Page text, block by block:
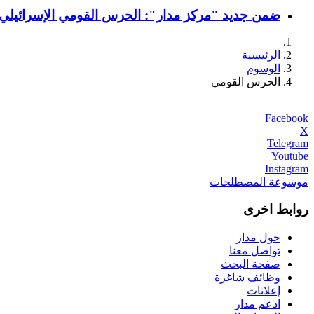
ضمن جديد "مركز مدار": الحرس القومي الإسرائيلي
الرئيسية
الوسوم
الحرس القومي
Facebook
X
Telegram
Youtube
Instagram
موسوعة المصطلحات
روابط اخرى
حول مدار
تواصل معنا
صفحة البحث
وظائف شاغرة
إعلانات
ادعم مدار